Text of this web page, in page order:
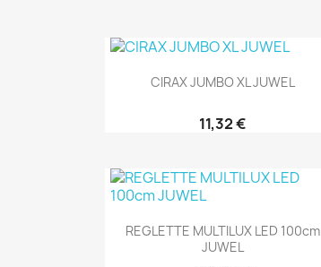
Aperçu rapide
CIRAX JUMBO XL JUWEL
11,32 €
Aperçu rapide
REGLETTE MULTILUX LED 100cm
JUWEL